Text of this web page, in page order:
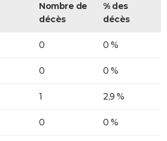
Nombre de
décès
% des
décès
0 0 %
0 0 %
1 2,9 %
0 0 %